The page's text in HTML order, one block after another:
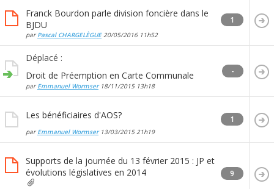
Franck Bourdon parle division foncière dans le
BJDU
par Pascal CHARGELÈGUE20/05/2016 11h52
1
Déplacé :
Droit de Préemption en Carte Communale
par Emmanuel Wormser18/11/2015 13h18
-
Les bénéficiaires d'AOS?
par Emmanuel Wormser13/03/201521h19
1
Supports de la journée du 13 février 2015 : JP et
évolutions législatives en 2014
9